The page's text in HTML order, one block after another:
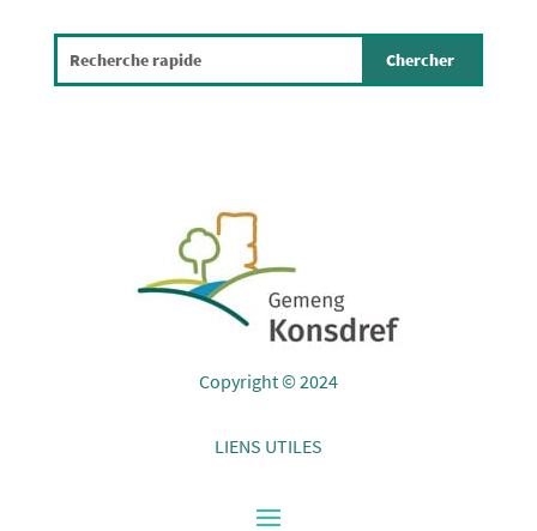
Copyright © 2024
LIENS UTILES